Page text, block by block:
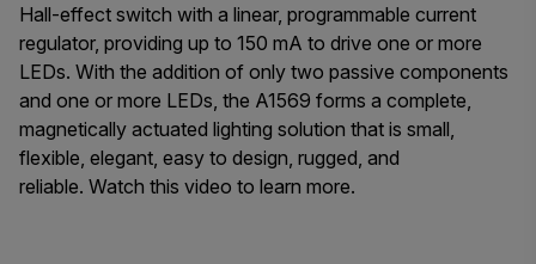
Hall-effect switch with a linear, programmable current
regulator, providing up to 150 mA to drive one or more
LEDs. With the addition of only two passive components
and one or more LEDs, the A1569 forms a complete,
magnetically actuated lighting solution that is small,
flexible, elegant, easy to design, rugged, and
reliable. Watch this video to learn more.